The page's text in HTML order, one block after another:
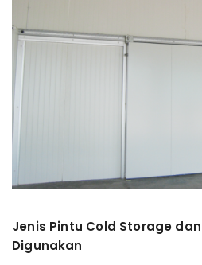
Jenis Pintu Cold Storage
Digunakan